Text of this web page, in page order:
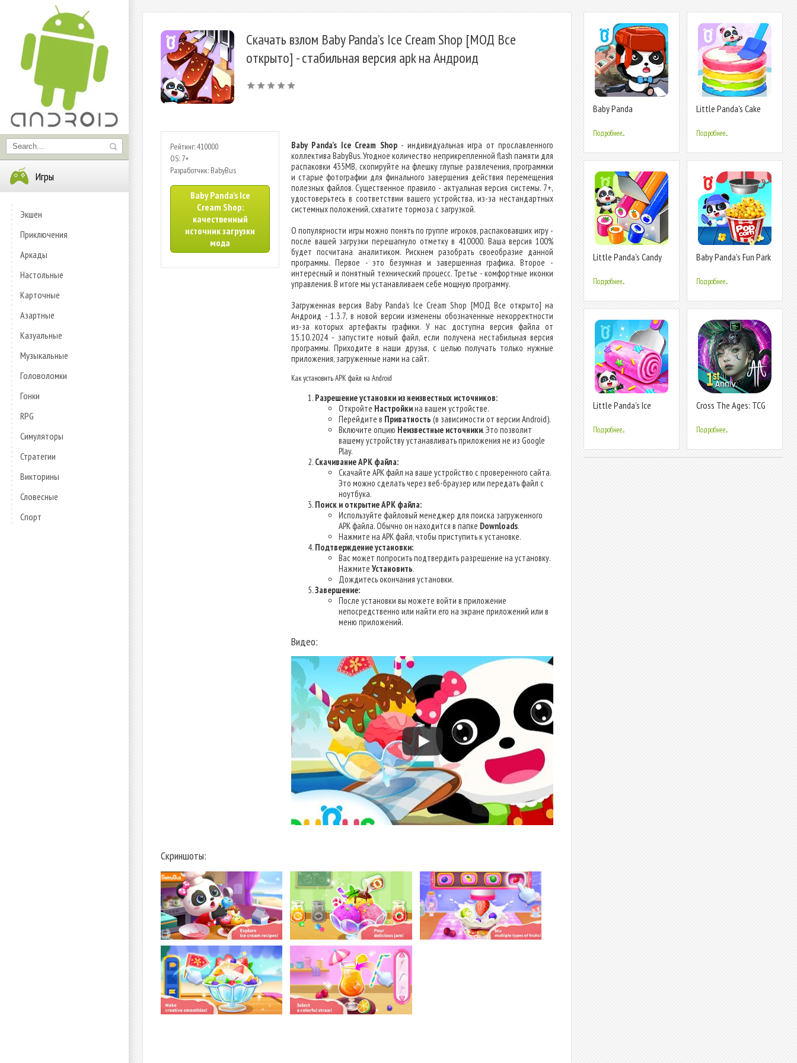
Игры
Экшен
Приключения
Аркады
Настольные
Карточные
Азартные
Казуальные
Музыкальные
Головоломки
Гонки
RPG
Симуляторы
Стратегии
Викторины
Словесные
Спорт
Скачать взлом Baby Panda’s Ice Cream Shop [МОД Все
открыто] - стабильная версия apk на Андроид
Рейтинг: 410000
OS: 7+
Разработчик: BabyBus
Baby Panda’s Ice
Cream Shop:
качественный
источник загрузки
мода
Baby Panda’s Ice Cream Shop- индивидуальная игра от прославленного
коллектива BabyBus. Угодное количество неприкрепленной flash памяти для
распаковки 435MB, скопируйте на флешку глупые развлечения, программки
и старые фотографии для финального завершения действия перемещения
полезных файлов. Существенное правило - актуальная версия системы. 7+,
удостоверьтесь в соответствии вашего устройства, из-за нестандартных
системных положений, схватите тормоза с загрузкой.
О популярности игры можно понять по группе игроков, распаковавших игру -
после вашей загрузки перешагнуло отметку в 410000. Ваша версия 100%
будет посчитана аналитиком. Рискнем разобрать своеобразие данной
программы. Первое - это безумная и завершенная графика. Второе -
интересный и понятный технический процесс. Третье - комфортные иконки
управления. В итоге мы устанавливаем себе мощную программу.
Загруженная версия Baby Panda’s Ice Cream Shop [МОД Все открыто] на
Андроид - 1.3.7, в новой версии изменены обозначенные некорректности
из-за которых артефакты графики. У нас доступна версия файла от
15.10.2024 - запустите новый файл, если получена нестабильная версия
программы. Приходите в наши друзья, с целью получать только нужные
приложения, загруженные нами на сайт.
Как установить APK файл на Android
Разрешение установки из неизвестных источников:
Откройте Настройкина вашем устройстве.
Перейдите в Приватность (в зависимости от версии Android).
Включите опцию Неизвестные источники. Это позволит
вашему устройству устанавливать приложения не из Google
Play.
Скачивание APK файла:
Скачайте APK файл на ваше устройство с проверенного сайта.
Это можно сделать через веб-браузер или передать файл с
ноутбука.
Поиск и открытие APK файла:
Используйте файловый менеджер для поиска загруженного
APK файла. Обычно он находится в папке Downloads.
Нажмите на APK файл, чтобы приступить к установке.
Подтверждение установки:
Вас может попросить подтвердить разрешение на установку.
Нажмите Установить.
Дождитесь окончания установки.
Завершение:
После установки вы можете войти в приложение
непосредственно или найти его на экране приложений или в
меню приложений.
Видео:
Скриншоты:
Baby Panda
Подробнее...
Little Panda's Cake
Подробнее...
Little Panda's Candy
Подробнее...
Baby Panda's Fun Park
Подробнее...
Little Panda's Ice
Подробнее...
Cross The Ages: TCG
Подробнее...